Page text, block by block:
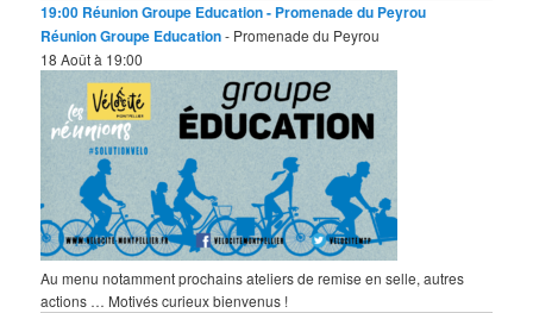
19:00 Réunion Groupe Education- Promenade du Peyrou
Réunion Groupe Education- Promenade du Peyrou
18 Août à 19:00
Au menu notamment prochains ateliers de remise en selle, autres
actions … Motivés curieux bienvenus !